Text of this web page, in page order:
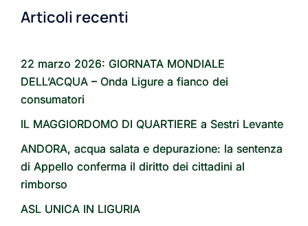
Articoli recenti
22 marzo 2026: GIORNATA MONDIALE
DELL’ACQUA – Onda Ligure a fianco dei
consumatori
IL MAGGIORDOMO DI QUARTIERE a Sestri Levante
ANDORA, acqua salata e depurazione: la sentenza
di Appello conferma il diritto dei cittadini al
rimborso
ASL UNICA IN LIGURIA